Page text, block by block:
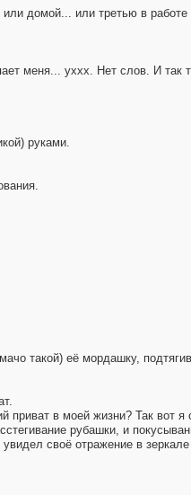
домой... или третью в работе
меня... уххх. Нет слов. И так
руками.
такой) её мордашку,
приват в моей жизни? Так
рубашки, и
своё отражение в